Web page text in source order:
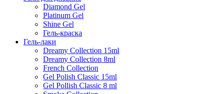
Diamond Gel
Platinum Gel
Shine Gel
Гель-краска
Гель-лаки
Dreamy Collection 15ml
Dreamy Collection 8ml
French Collection
Gel Polish Classic 15ml
Gel Pollish Classic 8 ml